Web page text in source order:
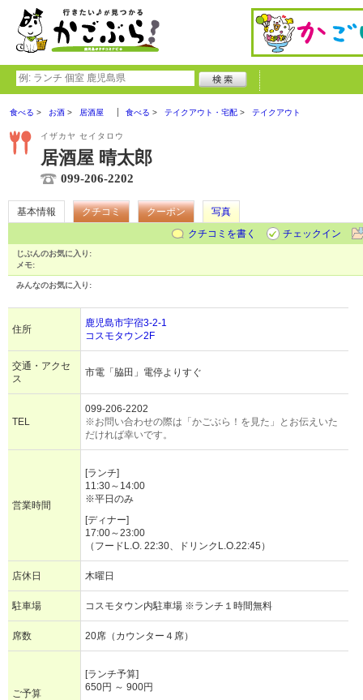
食べる お酒 居酒屋 食べる テイクアウト・宅配 テイクアウト
イザカヤ セイタロウ
居酒屋 晴太郎
099-206-2202
基本情報 クチコミ クーポン
写真
クチコミを書く
チェックイン
じぶんのお気に入り:
メモ:
みんなのお気に入り:
住所
鹿児島市宇宿3-2-1
コスモタウン2F
交通・アクセ
ス
市電「脇田」電停よりすぐ
TEL
099-206-2202
※お問い合わせの際は「かごぶら！を見た」とお伝えいた
だければ幸いです。
営業時間
[ランチ]
11:30～14:00
※平日のみ
[ディナー]
17:00～23:00
（フードL.O. 22:30、ドリンクL.O.22:45）
店休日 木曜日
駐車場 コスモタウン内駐車場 ※ランチ１時間無料
席数 20席（カウンター４席）
ご予算
[ランチ予算]
650円 ～ 900円